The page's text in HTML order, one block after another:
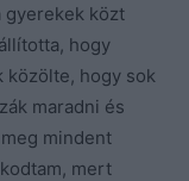
gyerekek közt
hogy
közölte, hogy sok
maradni és
mindent
mert